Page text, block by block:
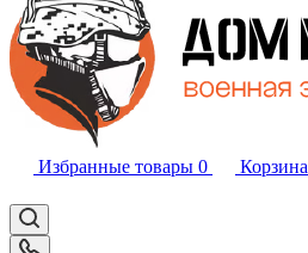
Избранные товары 0 Корзина